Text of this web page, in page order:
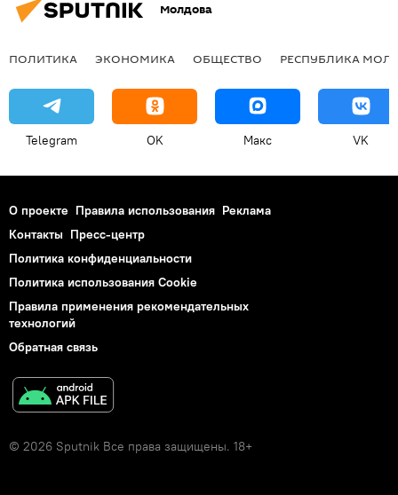
Молдова
ПОЛИТИКА ЭКОНОМИКА ОБЩЕСТВО РЕСПУБЛИКА
Telegram OK Макс VK
О проекте Правила использования Реклама
Контакты Пресс-центр
Политика конфиденциальности
Политика использования Cookie
Правила применения рекомендательных
технологий
Обратная связь
© 2026 Sputnik Все права защищены. 18+